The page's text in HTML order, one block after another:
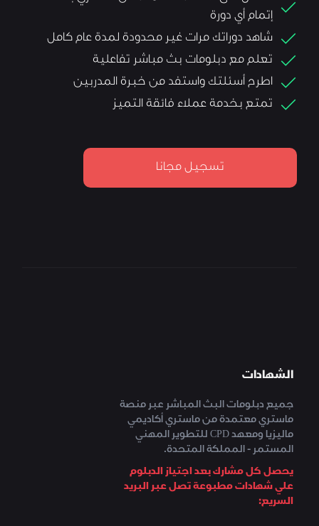
إتمام أي دورة
شاهد دوراتك مرات غير محدودة لمدة عام كامل
تعلم مع دبلومات بث مباشر تفاعلية
اطرح أسئلتك واستفد من خبرة المدربين
تمتع بخدمة عملاء فائقة التميز
تسجيل مجانا
الشهادات
جميع دبلومات البث المباشر عبر منصة
ماستري معتمدة من ماستري أكاديمي
ماليزيا ومعهد CPD للتطوير المهني
المستمر - المملكة المتحدة.
يحصل كل مشارك بعد اجتياز الدبلوم
علي شهادات مطبوعة تصل عبر البريد
السريع: